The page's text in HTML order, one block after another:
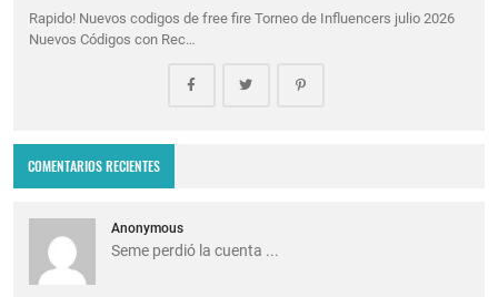
Rapido! Nuevos codigos de free fire Torneo de Influencers julio 2026
Nuevos Códigos con Rec…
COMENTARIOS RECIENTES
Anonymous
Seme perdió la cuenta ...